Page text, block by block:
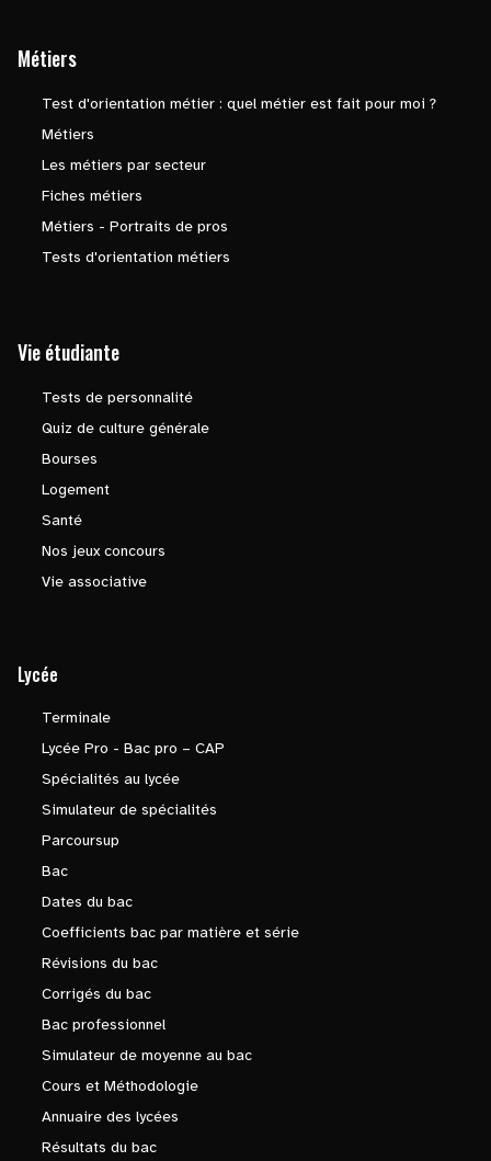
Métiers
Test d'orientation métier : quel métier est fait pour moi ?
Métiers
Les métiers par secteur
Fiches métiers
Métiers - Portraits de pros
Tests d'orientation métiers
Vie étudiante
Tests de personnalité
Quiz de culture générale
Bourses
Logement
Santé
Nos jeux concours
Vie associative
Lycée
Terminale
Lycée Pro - Bac pro – CAP
Spécialités au lycée
Simulateur de spécialités
Parcoursup
Bac
Dates du bac
Coefficients bac par matière et série
Révisions du bac
Corrigés du bac
Bac professionnel
Simulateur de moyenne au bac
Cours et Méthodologie
Annuaire des lycées
Résultats du bac